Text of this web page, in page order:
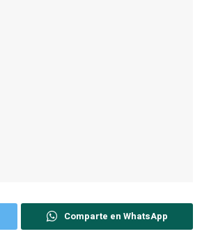
Comparte en WhatsApp